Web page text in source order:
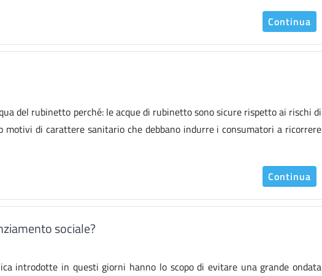
Continua
del rubinetto perché: le acque di rubinetto sono sicure rispetto ai rischi di
motivi di carattere sanitario che debbano indurre i consumatori a ricorrere
Continua
sociale?
introdotte in questi giorni hanno lo scopo di evitare una grande ondata